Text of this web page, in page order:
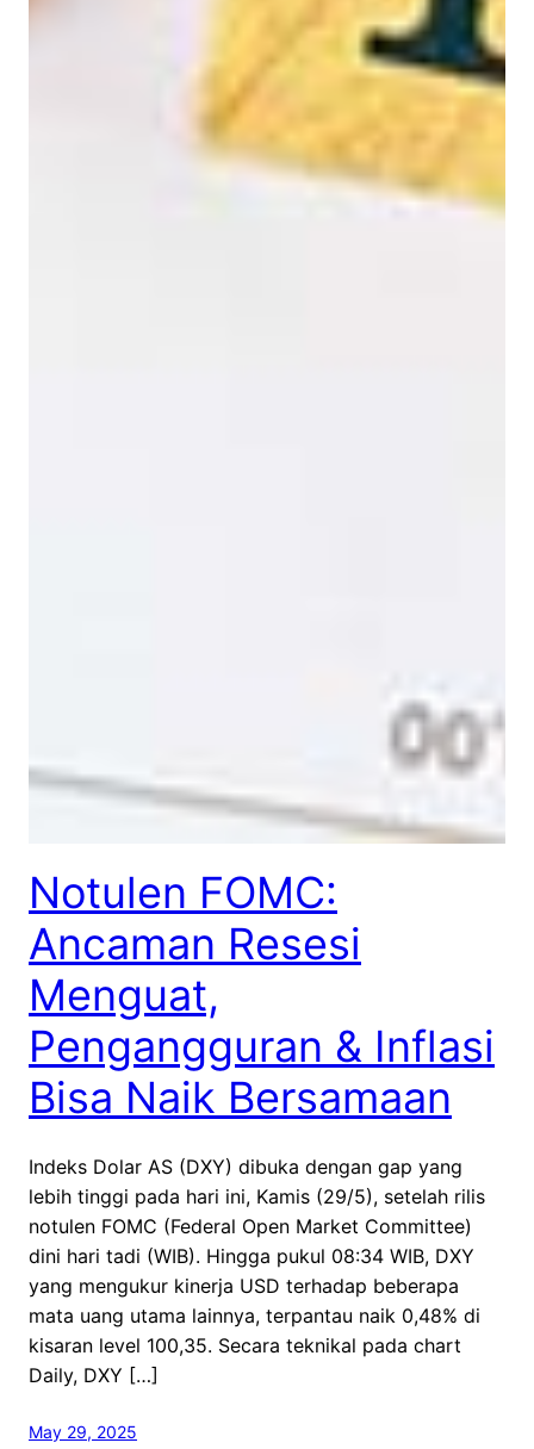
Notulen FOMC:
Ancaman Resesi
Menguat,
Pengangguran & Inflasi
Bisa Naik Bersamaan
Indeks Dolar AS (DXY) dibuka dengan gap yang
lebih tinggi pada hari ini, Kamis (29/5), setelah rilis
notulen FOMC (Federal Open Market Committee)
dini hari tadi (WIB). Hingga pukul 08:34 WIB, DXY
yang mengukur kinerja USD terhadap beberapa
mata uang utama lainnya, terpantau naik 0,48% di
kisaran level 100,35. Secara teknikal pada chart
Daily, DXY […]
May 29, 2025